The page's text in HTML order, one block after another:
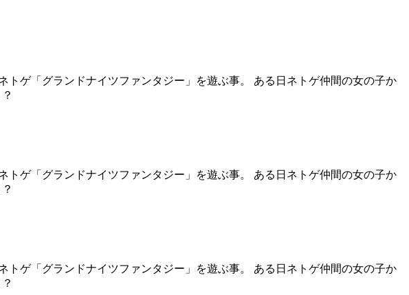
ゲ「グランドナイツファンタジー」を遊ぶ事。 ある日ネトゲ仲間の女の子か
ゲ「グランドナイツファンタジー」を遊ぶ事。 ある日ネトゲ仲間の女の子か
ゲ「グランドナイツファンタジー」を遊ぶ事。 ある日ネトゲ仲間の女の子か